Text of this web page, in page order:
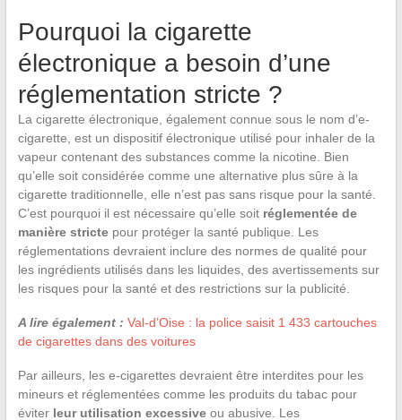
Pourquoi la cigarette
électronique a besoin d’une
réglementation stricte ?
La cigarette électronique, également connue sous le nom d’e-
cigarette, est un dispositif électronique utilisé pour inhaler de la
vapeur contenant des substances comme la nicotine. Bien
qu’elle soit considérée comme une alternative plus sûre à la
cigarette traditionnelle, elle n’est pas sans risque pour la santé.
C’est pourquoi il est nécessaire qu’elle soit réglementée de
manière strictepour protéger la santé publique. Les
réglementations devraient inclure des normes de qualité pour
les ingrédients utilisés dans les liquides, des avertissements sur
les risques pour la santé et des restrictions sur la publicité.
A lire également : Val-d’Oise : la police saisit 1 433 cartouches
de cigarettes dans des voitures
Par ailleurs, les e-cigarettes devraient être interdites pour les
mineurs et réglementées comme les produits du tabac pour
éviterleur utilisation excessive ou abusive. Les